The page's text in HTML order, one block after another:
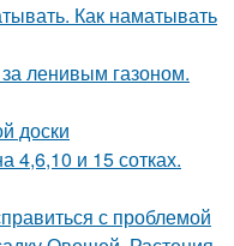
Как наматывать
ленивым газоном.
доски
4,6,10 и 15 сотках.
с проблемой